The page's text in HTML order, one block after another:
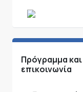
Πρόγραμμα και
επικοινωνία